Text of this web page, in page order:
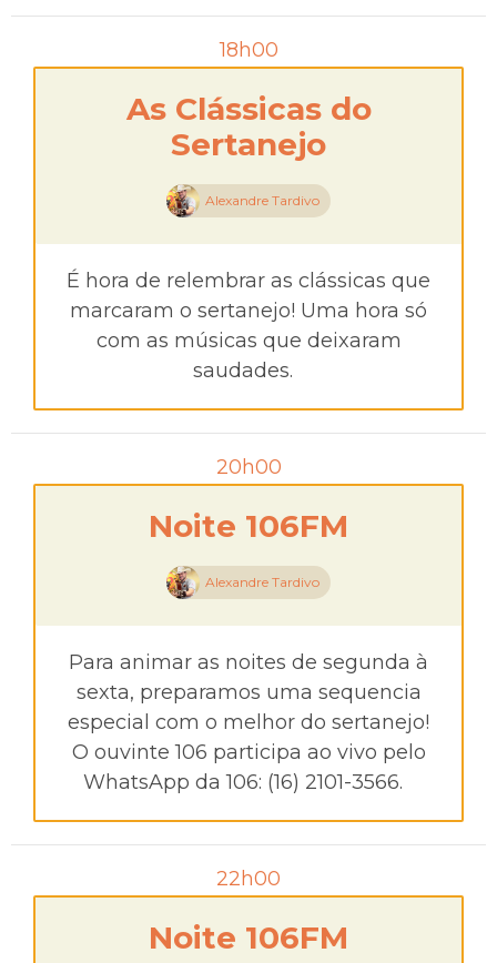
18h00
As Clássicas do
Sertanejo
Alexandre Tardivo
É hora de relembrar as clássicas que
marcaram o sertanejo! Uma hora só
com as músicas que deixaram
saudades.
20h00
Noite 106FM
Alexandre Tardivo
Para animar as noites de segunda à
sexta, preparamos uma sequencia
especial com o melhor do sertanejo!
O ouvinte 106 participa ao vivo pelo
WhatsApp da 106: (16) 2101-3566.
22h00
Noite 106FM